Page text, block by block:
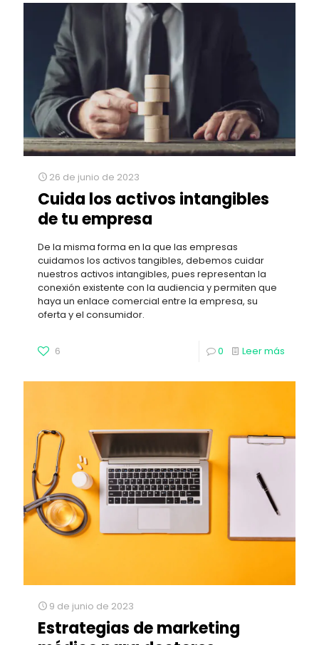
26 de junio de 2023
Cuida los activos intangibles
de tu empresa
De la misma forma en la que las empresas
cuidamos los activos tangibles, debemos cuidar
nuestros activos intangibles, pues representan la
conexión existente con la audiencia y permiten que
haya un enlace comercial entre la empresa, su
oferta y el consumidor.
6 0 Leer más
9 de junio de 2023
Estrategias de marketing